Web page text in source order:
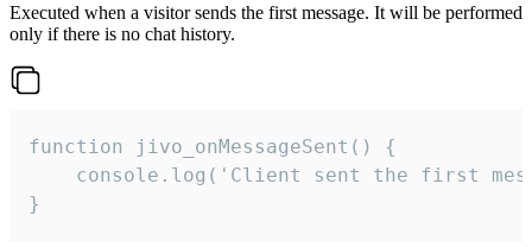
Executed when a visitor sends the first message. It will be performed
only if there is no chat history.
function jivo_onMessageSent() {
console.log('Client sent the first
}